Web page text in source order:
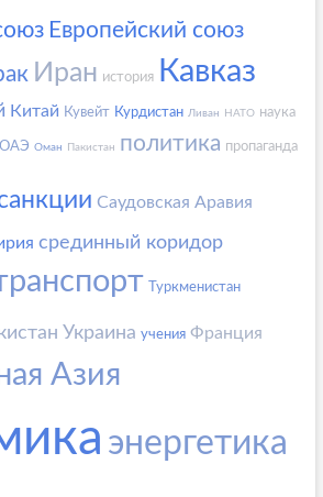
Европейский союз
Иран история Кавказ
Китай Кувейт Курдистан Ливан НАТО наука
ОАЭ Оман Пакистан политика пропаганда
Саудовская Аравия
срединный коридор
Туркменистан
Украина учения Франция
Азия
энергетика